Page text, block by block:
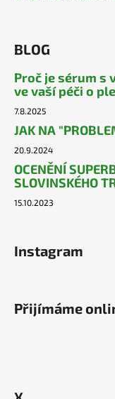
BLOG
Proč je sérum s
ve vaší péči o
7.8.2025
JAK NA
20.9.2024
OCENĚNÍ
SLOVINSKÉHO
15.10.2023
Instagram
Přijímáme